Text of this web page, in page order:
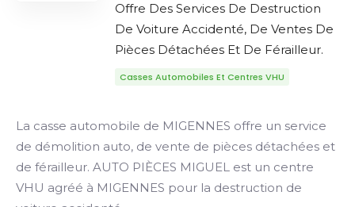
Offre Des Services De Destruction
De Voiture Accidenté, De Ventes De
Pièces Détachées Et De Férailleur.
Casses Automobiles Et Centres VHU
La casse automobile de MIGENNES offre un service
de démolition auto, de vente de pièces détachées et
de férailleur. AUTO PIÈCES MIGUEL est un centre
VHU agréé à MIGENNES pour la destruction de